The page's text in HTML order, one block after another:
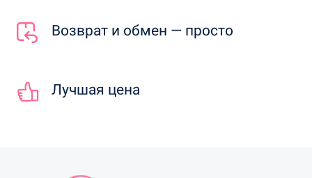
Возврат и обмен — просто
Лучшая цена